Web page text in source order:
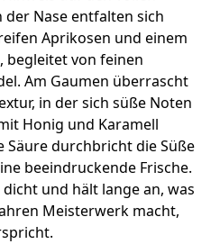
der Nase entfalten sich
Aprikosen und einem
begleitet von feinen
Am Gaumen überrascht
in der sich süße Noten
Honig und Karamell
Säure durchbricht die Süße
beeindruckende Frische.
und hält lange an, was
Meisterwerk macht,